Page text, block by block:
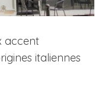
accent
italiennes